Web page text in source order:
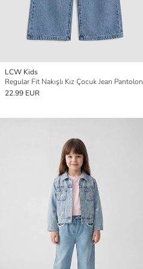
LCW Kids
Regular Fit Nakışlı Kız Çocuk Jean Pantolon
22.99 EUR